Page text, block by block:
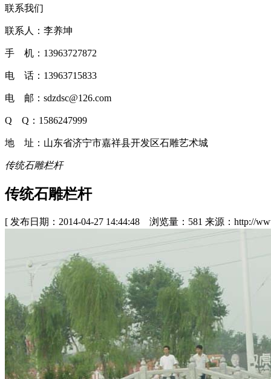
联系我们
联系人：李养坤
手 机：13963727872
电 话：13963715833
电 邮：sdzdsc@126.com
Q Q：1586247999
地 址：山东省济宁市嘉祥县开发区石雕艺术城
传统石雕栏杆
传统石雕栏杆
[ 发布日期：2014-04-27 14:44:48 浏览量：581 来源：http://